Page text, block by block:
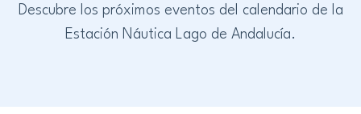
Descubre los próximos eventos del calendario de la
Estación Náutica Lago de Andalucía.